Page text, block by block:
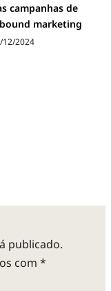
campanhas de
marketing
12/2024
publicado.
com *